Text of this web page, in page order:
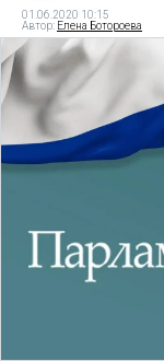
01.06.2020 10:15
Автор: Елена Ботороева